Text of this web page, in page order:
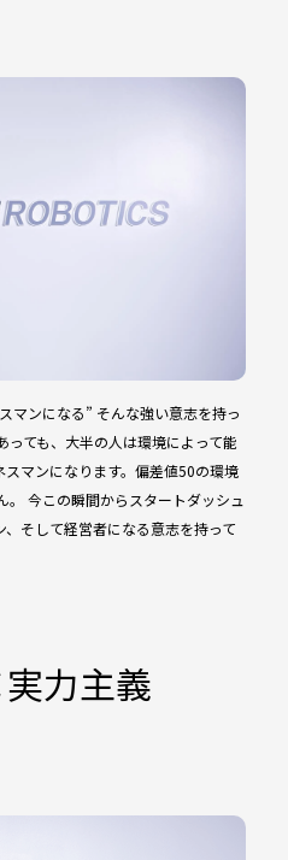
マンになる” そんな強い意志を持っ
っても、大半の人は環境によって能
マンになります。偏差値50の環境
今この瞬間からスタートダッシュ
そして経営者になる意志を持って
力主義